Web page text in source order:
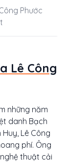
Phước
Lê Công
những năm
danh Bạch
Lê Công
phí. Ông
thuật cải